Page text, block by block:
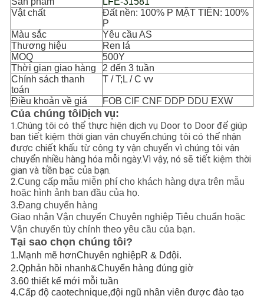
Vật chất
Đất nền: 100% P MẶT TIỀN: 100%
P
Màu sắc
Yêu cầu AS
Thương hiệu
Ren lá
MOQ
500Y
Thời gian giao hàng
2 đến 3 tuần
Chính sách thanh
toán
T / T;L / C vv
Điều khoản về giá FOB CIF CNF DDP DDU EXW
Của chúng tôiDịch vụ:
1.Chúng tôi có thể thực hiện dịch vụ Door to Door để giúp
bạn tiết kiệm thời gian vận chuyển.chúng tôi có thể nhận
được chiết khấu từ công ty vận chuyển vì chúng tôi vận
chuyển nhiều hàng hóa mỗi ngày.Vì vậy, nó sẽ tiết kiệm thời
gian và tiền bạc của bạn.
2.Cung cấp mẫu miễn phí cho khách hàng dựa trên mẫu
hoặc hình ảnh ban đầu của họ.
3.Đang chuyển hàng
Giao nhận Vận chuyển Chuyên nghiệp Tiêu chuẩn hoặc
Vận chuyển tùy chỉnh theo yêu cầu của bạn.
Tại sao chọn chúng tôi?
1.Mạnh mẽ hơnChuyên nghiệpR & Dđội.
2.Qphản hồi nhanh&Chuyển hàng đúng giờ
3.60 thiết kế mới mỗi tuần
4.Cấp độ caotechnique,đội ngũ nhân viên được đào tạo